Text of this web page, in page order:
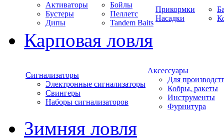
Активаторы
Бустеры
Дипы
Бойлы
Пеллетс
Tandem Baits
Прикормки
Насадки
Карповая ловля
Сигнализаторы
Электронные сигнализаторы
Свингеры
Наборы сигнализаторов
Аксессуары
Для
Кобры, ракеты
Инструменты
Фурнитура
Зимняя ловля